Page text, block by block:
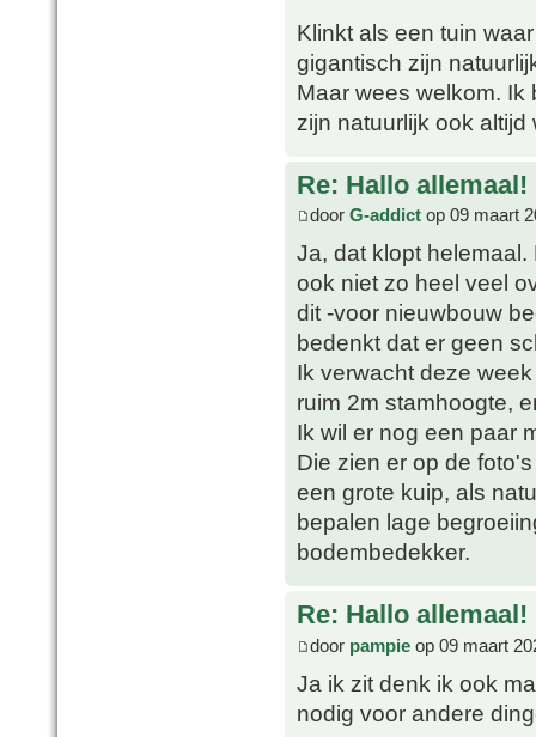
Klinkt als een tuin
gigantisch zijn
Maar wees welkom.
zijn natuurlijk ook altijd
Re: Hallo allemaal!
door G-addict op 09 maart
Ja, dat klopt
ook niet zo heel veel
dit -voor nieuwbouw
bedenkt dat er geen
Ik verwacht deze
ruim 2m stamhoogte,
Ik wil er nog een paar
Die zien er op de
een grote kuip, als
bepalen lage
bodembedekker.
Re: Hallo allemaal!
door pampie op 09 maart
Ja ik zit denk ik ook
nodig voor andere